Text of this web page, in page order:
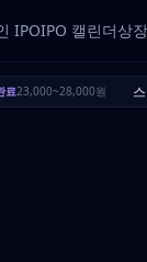
IPOIPO 캘린더상
23,000~28,000원